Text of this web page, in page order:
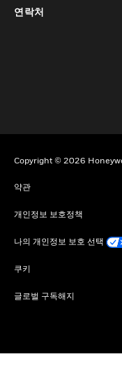
연락처
Copyright © 2026
약관
개인정보 보호정책
나의 개인정보 보호 선택
쿠키
글로벌 구독해지